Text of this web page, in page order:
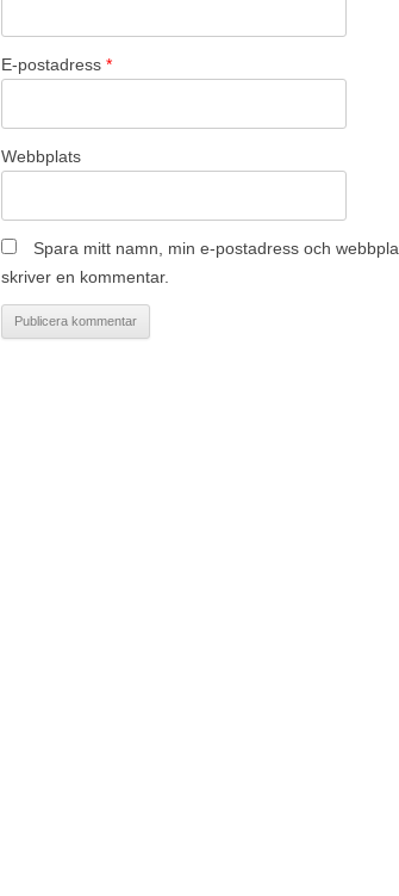
E-postadress *
Webbplats
Spara mitt namn, min e-postadress och
skriver en kommentar.